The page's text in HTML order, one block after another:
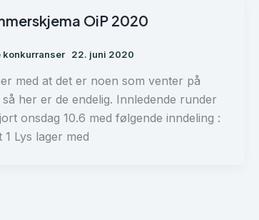
OiP 2020
konkurranser 22. juni 2020
med at det er noen som venter på
så her er de endelig. Innledende runder
onsdag 10.6 med følgende inndeling :
1 Lys lager med